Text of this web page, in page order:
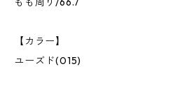
【カラー】
ユーズド(015)